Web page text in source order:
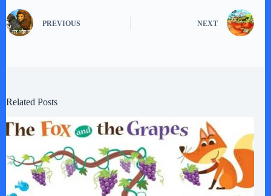
PREVIOUS NEXT
Related Posts